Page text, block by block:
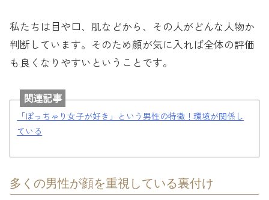
私たちは目や口、肌などから、その人がどんな人物か
判断しています。そのため顔が気に入れば全体の評価
も良くなりやすいということです。
関連記事
「ぽっちゃり女子が好き」という男性の特徴！環境が関係し
ている
多くの男性が顔を重視している裏付け